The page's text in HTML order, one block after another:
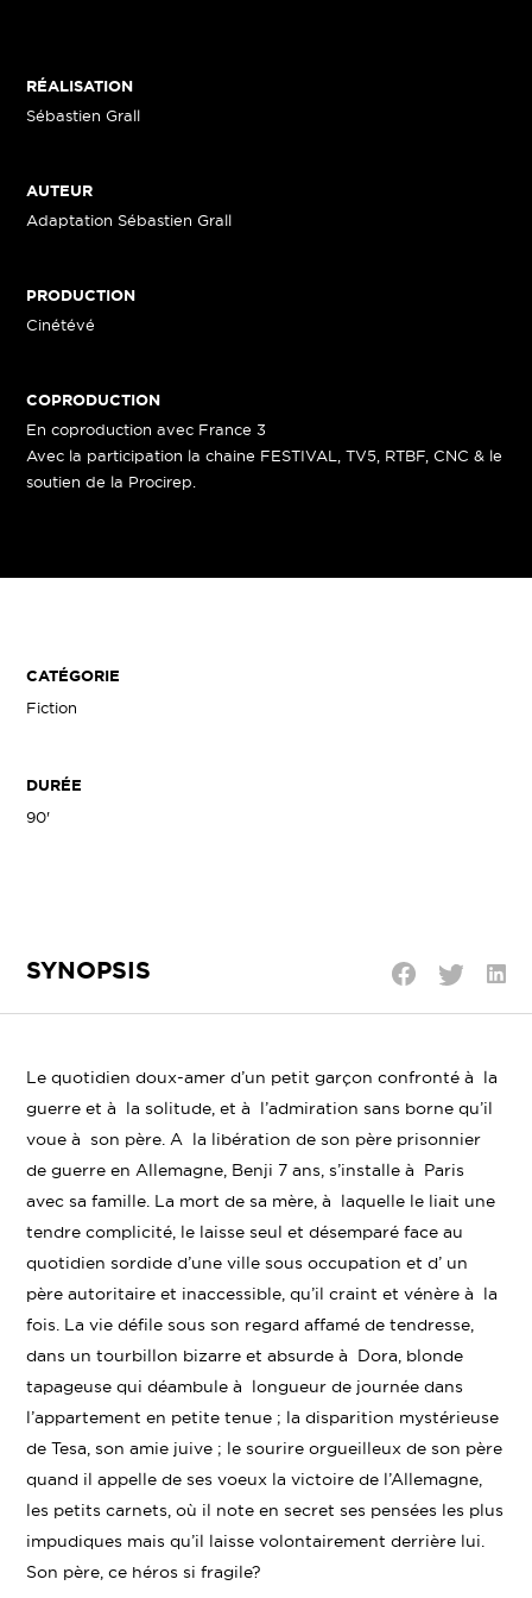
RÉALISATION
Sébastien Grall
AUTEUR
Adaptation Sébastien Grall
PRODUCTION
Cinétévé
COPRODUCTION
En coproduction avec France 3
Avec la participation la chaine FESTIVAL, TV5, RTBF, CNC & le
soutien de la Procirep.
CATÉGORIE
Fiction
DURÉE
90'
SYNOPSIS
Le quotidien doux-amer d’un petit garçon confronté à la
guerre et à la solitude, et à l’admiration sans borne qu’il
voue à son père. A la libération de son père prisonnier
de guerre en Allemagne, Benji 7 ans, s’installe à Paris
avec sa famille. La mort de sa mère, à laquelle le liait une
tendre complicité, le laisse seul et désemparé face au
quotidien sordide d’une ville sous occupation et d’ un
père autoritaire et inaccessible, qu’il craint et vénère à la
fois. La vie défile sous son regard affamé de tendresse,
dans un tourbillon bizarre et absurde à Dora, blonde
tapageuse qui déambule à longueur de journée dans
l’appartement en petite tenue ; la disparition mystérieuse
de Tesa, son amie juive ; le sourire orgueilleux de son père
quand il appelle de ses voeux la victoire de l’Allemagne,
les petits carnets, où il note en secret ses pensées les plus
impudiques mais qu’il laisse volontairement derrière lui.
Son père, ce héros si fragile?